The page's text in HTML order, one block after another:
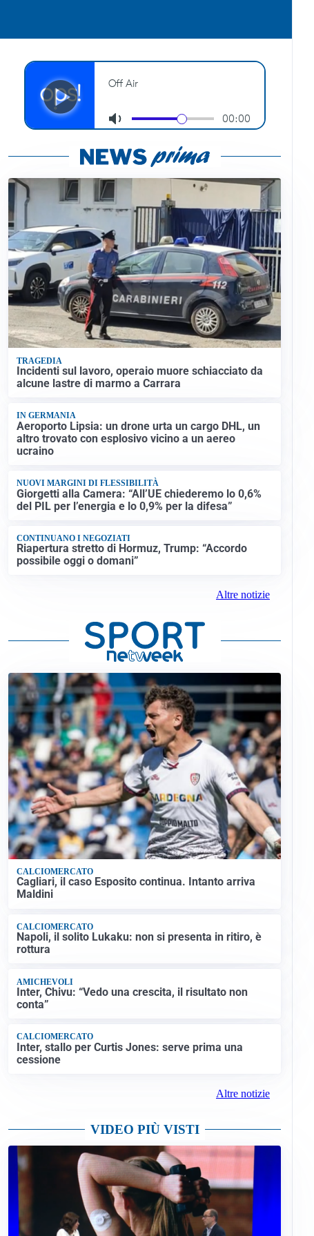
TRAGEDIA
Incidenti sul lavoro, operaio muore schiacciato da
alcune lastre di marmo a Carrara
IN GERMANIA
Aeroporto Lipsia: un drone urta un cargo DHL, un
altro trovato con esplosivo vicino a un aereo
ucraino
NUOVI MARGINI DI FLESSIBILITÀ
Giorgetti alla Camera: “All’UE chiederemo lo 0,6%
del PIL per l’energia e lo 0,9% per la difesa”
CONTINUANO I NEGOZIATI
Riapertura stretto di Hormuz, Trump: “Accordo
possibile oggi o domani”
Altre notizie
CALCIOMERCATO
Cagliari, il caso Esposito continua. Intanto arriva
Maldini
CALCIOMERCATO
Napoli, il solito Lukaku: non si presenta in ritiro, è
rottura
AMICHEVOLI
Inter, Chivu: “Vedo una crescita, il risultato non
conta”
CALCIOMERCATO
Inter, stallo per Curtis Jones: serve prima una
cessione
Altre notizie
VIDEO PIÙ VISTI